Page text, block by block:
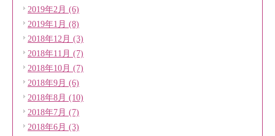
2019年2月 (6)
2019年1月 (8)
2018年12月 (3)
2018年11月 (7)
2018年10月 (7)
2018年9月 (6)
2018年8月 (10)
2018年7月 (7)
2018年6月 (3)